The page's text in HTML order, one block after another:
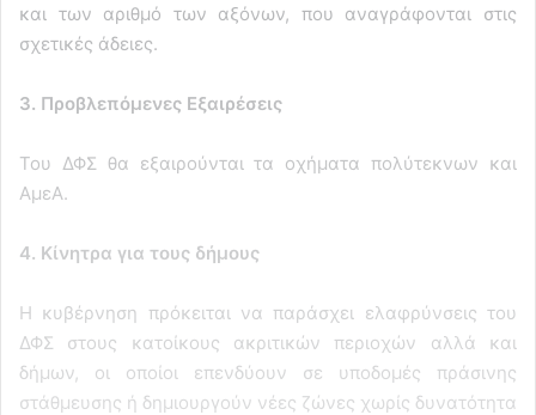
και των αριθμό των αξόνων, που αναγράφονται στις
σχετικές άδειες.
3. Προβλεπόμενες Εξαιρέσεις
Του ΔΦΣ θα εξαιρούνται τα οχήματα πολύτεκνων και
ΑμεΑ.
4. Κίνητρα για τους δήμους
Η κυβέρνηση πρόκειται να παράσχει ελαφρύνσεις του
ΔΦΣ στους κατοίκους ακριτικών περιοχών αλλά και
δήμων, οι οποίοι επενδύουν σε υποδομές πράσινης
στάθμευσης ή δημιουργούν νέες ζώνες χωρίς δυνατότητα